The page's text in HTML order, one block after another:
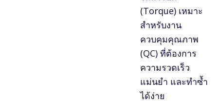
(Torque) เหมาะ
สำหรับงาน
ควบคุมคุณภาพ
(QC) ที่ต้องการ
ความรวดเร็ว
แม่นยำ และทำซ้ำ
ได้ง่าย